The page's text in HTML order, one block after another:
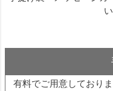
有料でご用意しておりま